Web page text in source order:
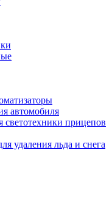
автомобиля
светотехники прицепов
удаления льда и снега